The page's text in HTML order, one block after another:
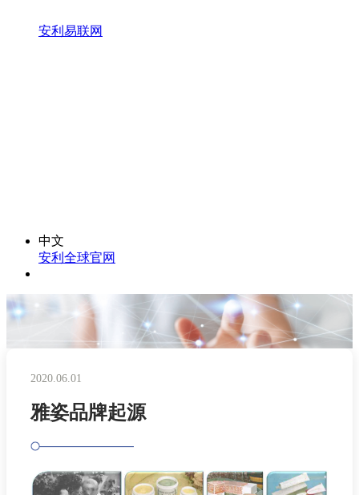
安利易联网
中文
安利全球官网
2020.06.01
雅姿品牌起源